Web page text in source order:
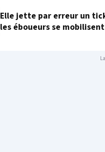
Elle jette par erreur un
les éboueurs se